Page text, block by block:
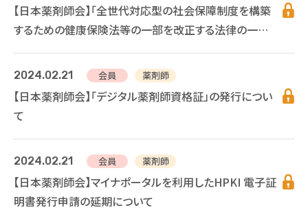
【日本薬剤師会】「全世代対応型の社会保障制度を構築
するための健康保険法等の一部を改正する法律の一部
ついて
2024.02.21 会員 薬剤師
【日本薬剤師会】「デジタル薬剤師資格証」の発行につい
て
2024.02.21 会員 薬剤師
【日本薬剤師会】マイナポータルを利用したHPKI 電子証
明書発行申請の延期について